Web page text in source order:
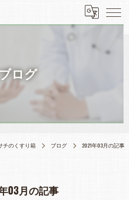
ブログ
チのくすり箱 ブログ 2021年03月の記事
03月の記事